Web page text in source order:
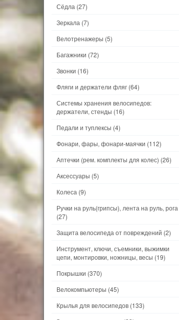
Сёдла (27)
Зеркала (7)
Велотренажеры (5)
Багажники (72)
Звонки (16)
Фляги и держатели фляг (64)
Системы хранения велосипедов:
держатели, стенды (16)
Педали и туплексы (4)
Фонари, фары, фонари-маячки (112)
Аптечки (рем. комплекты для колес) (26)
Аксессуары (5)
Колеса (9)
Ручки на руль(грипсы), лента на руль, рога
(27)
Защита велосипеда от повреждений (2)
Инструмент, ключи, съемники, выжимки
цепи, монтировки, ножницы, весы (19)
Покрышки (370)
Велокомпьютеры (45)
Крылья для велосипедов (133)